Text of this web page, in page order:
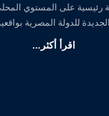
رئيسية على المستوي
الجديدة للدولة المصرية
اقرأ أكثر...